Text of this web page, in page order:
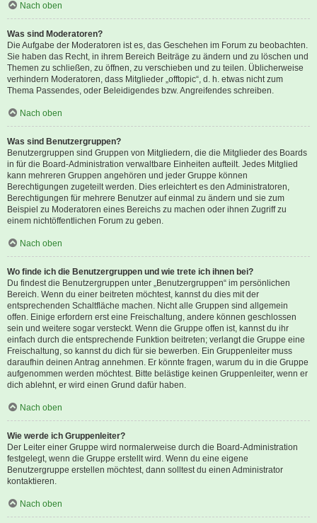
Nach oben
Was sind Moderatoren?
Die Aufgabe der Moderatoren ist es, das Geschehen im Forum zu beobachten.
Sie haben das Recht, in ihrem Bereich Beiträge zu ändern und zu löschen und
Themen zu schließen, zu öffnen, zu verschieben und zu teilen. Üblicherweise
verhindern Moderatoren, dass Mitglieder „offtopic“, d. h. etwas nicht zum
Thema Passendes, oder Beleidigendes bzw. Angreifendes schreiben.
Nach oben
Was sind Benutzergruppen?
Benutzergruppen sind Gruppen von Mitgliedern, die die Mitglieder des Boards
in für die Board-Administration verwaltbare Einheiten aufteilt. Jedes Mitglied
kann mehreren Gruppen angehören und jeder Gruppe können
Berechtigungen zugeteilt werden. Dies erleichtert es den Administratoren,
Berechtigungen für mehrere Benutzer auf einmal zu ändern und sie zum
Beispiel zu Moderatoren eines Bereichs zu machen oder ihnen Zugriff zu
einem nichtöffentlichen Forum zu geben.
Nach oben
Wo finde ich die Benutzergruppen und wie trete ich ihnen bei?
Du findest die Benutzergruppen unter „Benutzergruppen“ im persönlichen
Bereich. Wenn du einer beitreten möchtest, kannst du dies mit der
entsprechenden Schaltfläche machen. Nicht alle Gruppen sind allgemein
offen. Einige erfordern erst eine Freischaltung, andere können geschlossen
sein und weitere sogar versteckt. Wenn die Gruppe offen ist, kannst du ihr
einfach durch die entsprechende Funktion beitreten; verlangt die Gruppe eine
Freischaltung, so kannst du dich für sie bewerben. Ein Gruppenleiter muss
daraufhin deinen Antrag annehmen. Er könnte fragen, warum du in die Gruppe
aufgenommen werden möchtest. Bitte belästige keinen Gruppenleiter, wenn er
dich ablehnt, er wird einen Grund dafür haben.
Nach oben
Wie werde ich Gruppenleiter?
Der Leiter einer Gruppe wird normalerweise durch die Board-Administration
festgelegt, wenn die Gruppe erstellt wird. Wenn du eine eigene
Benutzergruppe erstellen möchtest, dann solltest du einen Administrator
kontaktieren.
Nach oben